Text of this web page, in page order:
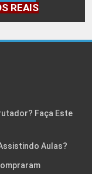
REAIS
Faça Este
Aulas?